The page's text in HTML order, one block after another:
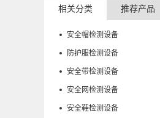
相关分类 推荐产品
安全帽检测设备
防护服检测设备
安全带检测设备
安全网检测设备
安全鞋检测设备